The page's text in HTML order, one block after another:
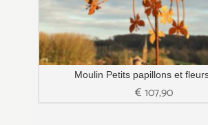
Moulin Petits papillons et
€107,90